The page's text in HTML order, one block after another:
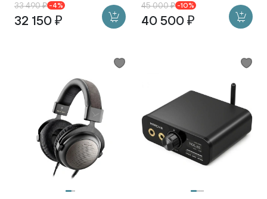
33 490 ₽ -4%
32 150 ₽
45 000 ₽ -10%
40 500 ₽